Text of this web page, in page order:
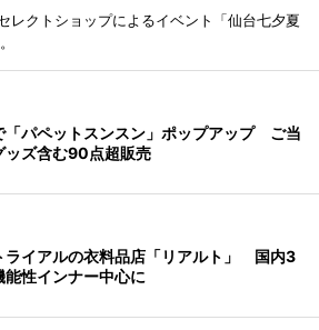
レクトショップによるイベント「仙台七夕夏
「パペットスンスン」ポップアップ ご当
ッズ含む90点超販売
ライアルの衣料品店「リアルト」 国内3
能性インナー中心に